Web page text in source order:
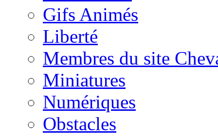
Gifs Animés
Liberté
Membres du site
Miniatures
Numériques
Obstacles